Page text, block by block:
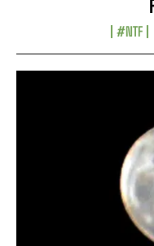
#NTF